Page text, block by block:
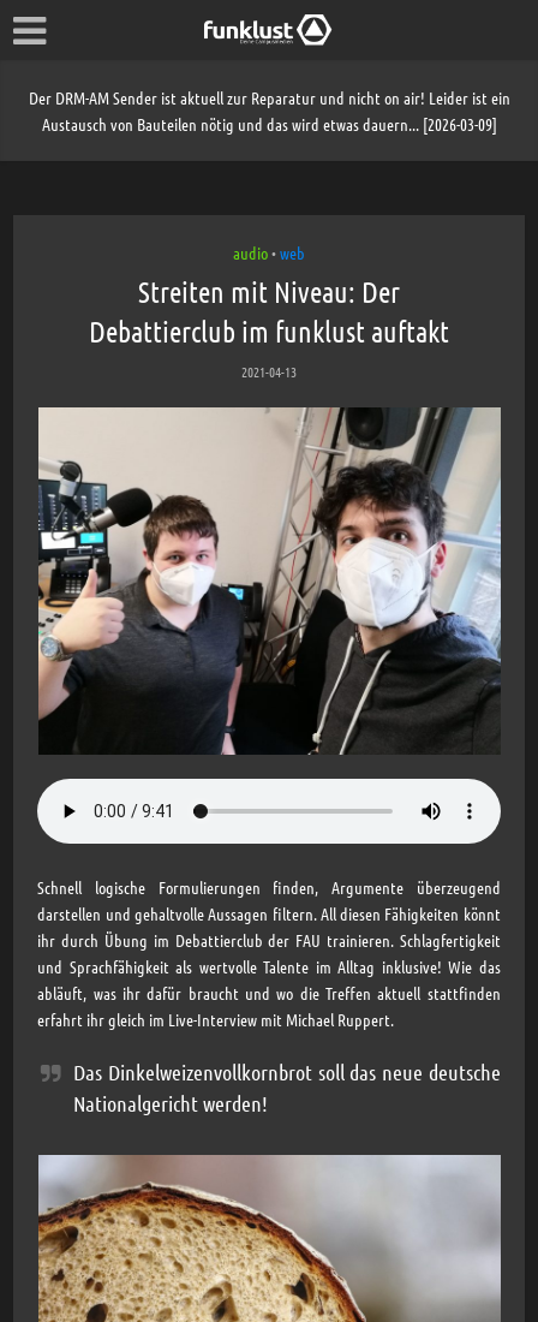
Der DRM-AM Sender ist aktuell zur Reparatur und nicht on air! Leider ist ein
Austausch von Bauteilen nötig und das wird etwas dauern... [2026-03-09]
audio•web
Streiten mit Niveau: Der
Debattierclub im funklust auftakt
2021-04-13
Schnell logische Formulierungen finden, Argumente überzeugend
darstellen und gehaltvolle Aussagen filtern. All diesen Fähigkeiten könnt
ihr durch Übung im Debattierclub der FAU trainieren. Schlagfertigkeit
und Sprachfähigkeit als wertvolle Talente im Alltag inklusive! Wie das
abläuft, was ihr dafür braucht und wo die Treffen aktuell stattfinden
erfahrt ihr gleich im Live-Interview mit Michael Ruppert.
Das Dinkelweizenvollkornbrot soll das neue deutsche
Nationalgericht werden!